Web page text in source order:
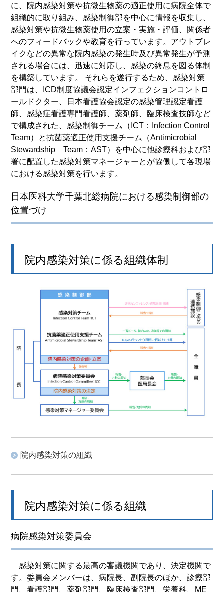
に、院内感染対策や抗微生物薬の適正使用に病院全体で
組織的に取り組み、感染制御部を中心に情報を収集し、
感染対策や抗微生物薬使用の立案・実施・評価、関係者
へのフィードバックや教育を行っています。アウトブレ
イクなどの異常な院内感染の発生時及び異常発生が予測
される場合には、迅速に対応し、感染の終息を図る体制
を構築しています。 それらを遂行するため、感染対策
部門は、ICD制度協議会認定インフェクションコントロ
ールドクター、日本看護協会認定の感染管理認定看護
師、感染症看護専門看護師、薬剤師、臨床検査技師など
で構成された、感染制御チーム（ICT：Infection Control
Team）と抗菌薬適正使用支援チーム（Antimicrobial
Stewardship Team：AST）を中心に他診療科および部
署に配置した感染対策マネージャーとが協働して各現場
における感染対策を行います。
日本医科大学千葉北総病院における感染制御部の
位置づけ
院内感染対策に係る組織体制
院内感染対策の組織
院内感染対策に係る組織
病院感染対策委員会
感染対策に関する最高の審議機関であり、決定機関で
す。委員会メンバーは、病院長、副院長のほか、診療部
門、看護部門、薬剤部門、臨床検査部門、栄養科、ME